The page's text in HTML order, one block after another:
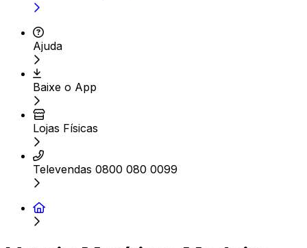
Ajuda
Baixe o App
Lojas Físicas
Televendas 0800 080 0099